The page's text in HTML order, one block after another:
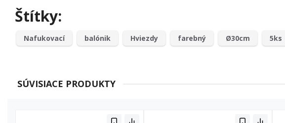
Štítky:
Nafukovací balónik Hviezdy farebný Ø30cm 5ks
SÚVISIACE PRODUKTY